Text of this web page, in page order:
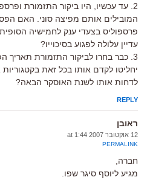
2. עד עכשיו, היו ביקור התזמורת
המובילים אותם מפיצה סוני. האם
פרספוליס בצעדי ענק לחמישיה
עדיין עלולה לפגוע בסיכוייו?
3. כבר בחרו לביקור התזמורת
יחליטו לקדם אותו בכל זאת בקטגוריות
לדחות אותו לשנת האוסקר הבאה?
REPLY
ראובן
12 אוקטובר 2007 at 1:44
PERMALINK
חברה,
מגיע ליוסף סיגר שפו.